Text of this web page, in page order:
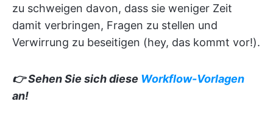
zu schweigen davon, dass sie weniger Zeit
damit verbringen, Fragen zu stellen und
Verwirrung zu beseitigen (hey, das kommt vor!).
👉 Sehen Sie sich diese Workflow-Vorlagen
an!